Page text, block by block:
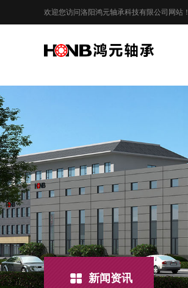
欢迎您访问洛阳鸿元轴承科技有限公司网站！
新闻资讯